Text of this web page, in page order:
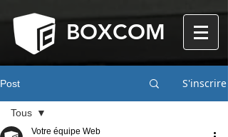
BOXCOM
Post S'inscrire
Tous
Votre équipe Web